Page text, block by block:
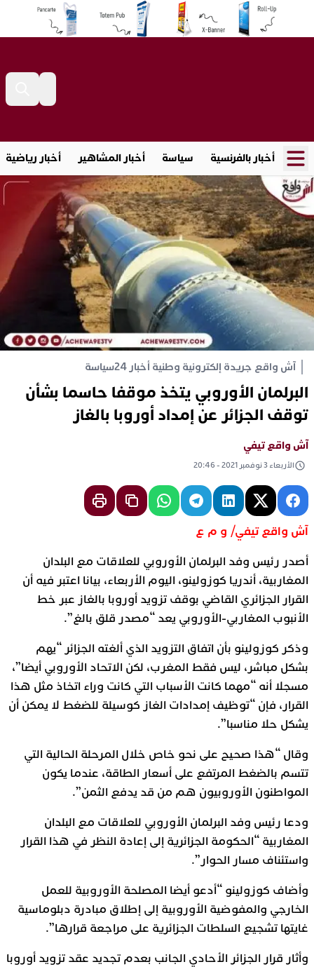
أخبار بالفرنسية سياسة أخبار المشاهير أخبار رياضية
آش واقع جريدة إلكترونية وطنية أخبار 24 سياسة
البرلمان الأوروبي يتخذ موقفا حاسما بشأن
توقف الجزائر عن إمداد أوروبا بالغاز
آش واقع تيفي
الأربعاء 3 نوفمبر 2021 - 20:46
آش واقع تيفي/ و م ع
أصدر رئيس وفد البرلمان الأوروبي للعلاقات مع البلدان
المغاربية، أندريا كوزولينو، اليوم الأربعاء، بيانا اعتبر فيه أن
القرار الجزائري القاضي بوقف تزويد أوروبا بالغاز عبر خط
الأنبوب المغاربي-الأوروبي يعد “مصدر قلق بالغ”.
وذكر كوزولينو بأن اتفاق التزويد الذي ألغته الجزائر “يهم
بشكل مباشر، ليس فقط المغرب، لكن الاتحاد الأوروبي أيضا”،
مسجلا أنه “مهما كانت الأسباب التي كانت وراء اتخاذ مثل هذا
القرار، فإن “توظيف إمدادات الغاز كوسيلة للضغط لا يمكن أن
يشكل حلا مناسبا”.
وقال “هذا صحيح على نحو خاص خلال المرحلة الحالية التي
تتسم بالضغط المرتفع على أسعار الطاقة، عندما يكون
المواطنون الأوروبيون هم من قد يدفع الثمن”.
ودعا رئيس وفد البرلمان الأوروبي للعلاقات مع البلدان
المغاربية “الحكومة الجزائرية إلى إعادة النظر في هذا القرار
واستئناف مسار الحوار”.
وأضاف كوزولينو “أدعو أيضا المصلحة الأوروبية للعمل
الخارجي والمفوضية الأوروبية إلى إطلاق مبادرة دبلوماسية
غايتها تشجيع السلطات الجزائرية على مراجعة قرارها”.
وأثار قرار الجزائر الأحادي الجانب بعدم تجديد عقد تزويد أوروبا